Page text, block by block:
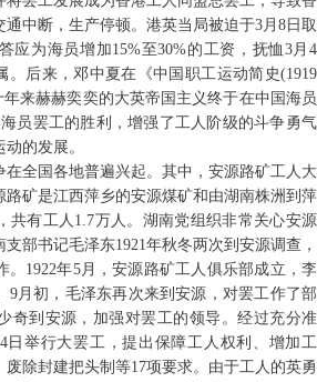
中断，生产停顿。港英当局被迫于3月8日取
应为海员增加15%至30%的工资，抚恤3月4
。后来，邓中夏在《中国职工运动简史(1919
来赫赫奕奕的大英帝国主义终于在中国海员
员罢工的胜利，增强了工人阶级的斗争勇气
的发展。
在全国各地普遍兴起。其中，安源路矿工人大
矿是江西萍乡的安源煤矿和由湖南株洲到萍
共有工人1.7万人。湖南党组织非常关心安源
部书记毛泽东1921年秋冬两次到安源调查，
。1922年5月，安源路矿工人俱乐部成立，李
9月初，毛泽东再次来到安源，对罢工作了部
奇到安源，加强对罢工的领导。经过充分准
日举行大罢工，提出保障工人权利、增加工
除封建把头制等17项要求。由于工人的英勇